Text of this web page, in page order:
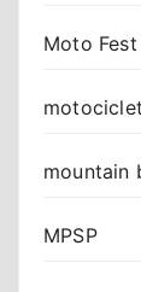
Moto Fest
mountain
MPSP